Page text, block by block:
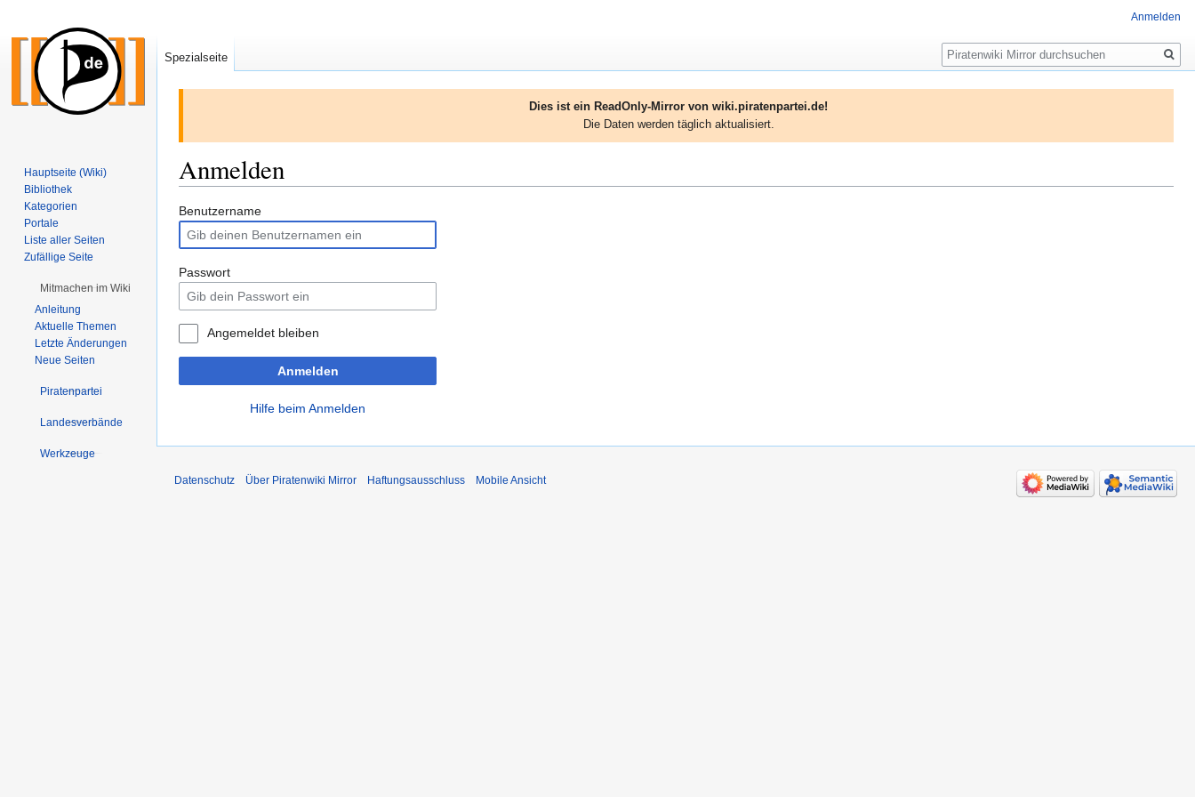
Dies ist ein ReadOnly-Mirror von wiki.piratenpartei.de!
Die Daten werden täglich aktualisiert.
Anmelden
Zur
Navigation
springen
Zur
Suche
springen
Benutzername
Passwort
Angemeldet bleiben
Anmelden
Hilfe beim Anmelden
Anmelden
Spezialseite
Suche
Hauptseite (Wiki)
Bibliothek
Kategorien
Portale
Liste aller Seiten
Zufällige Seite
Mitmachen im Wiki
Anleitung
Aktuelle Themen
Letzte Änderungen
Neue Seiten
Piratenpartei
Landesverbände
Werkzeuge
Datenschutz Über Piratenwiki Mirror Haftungsausschluss Mobile Ansicht